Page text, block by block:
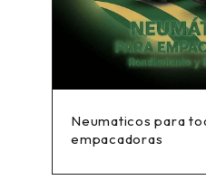
Neumaticos para
empacadoras